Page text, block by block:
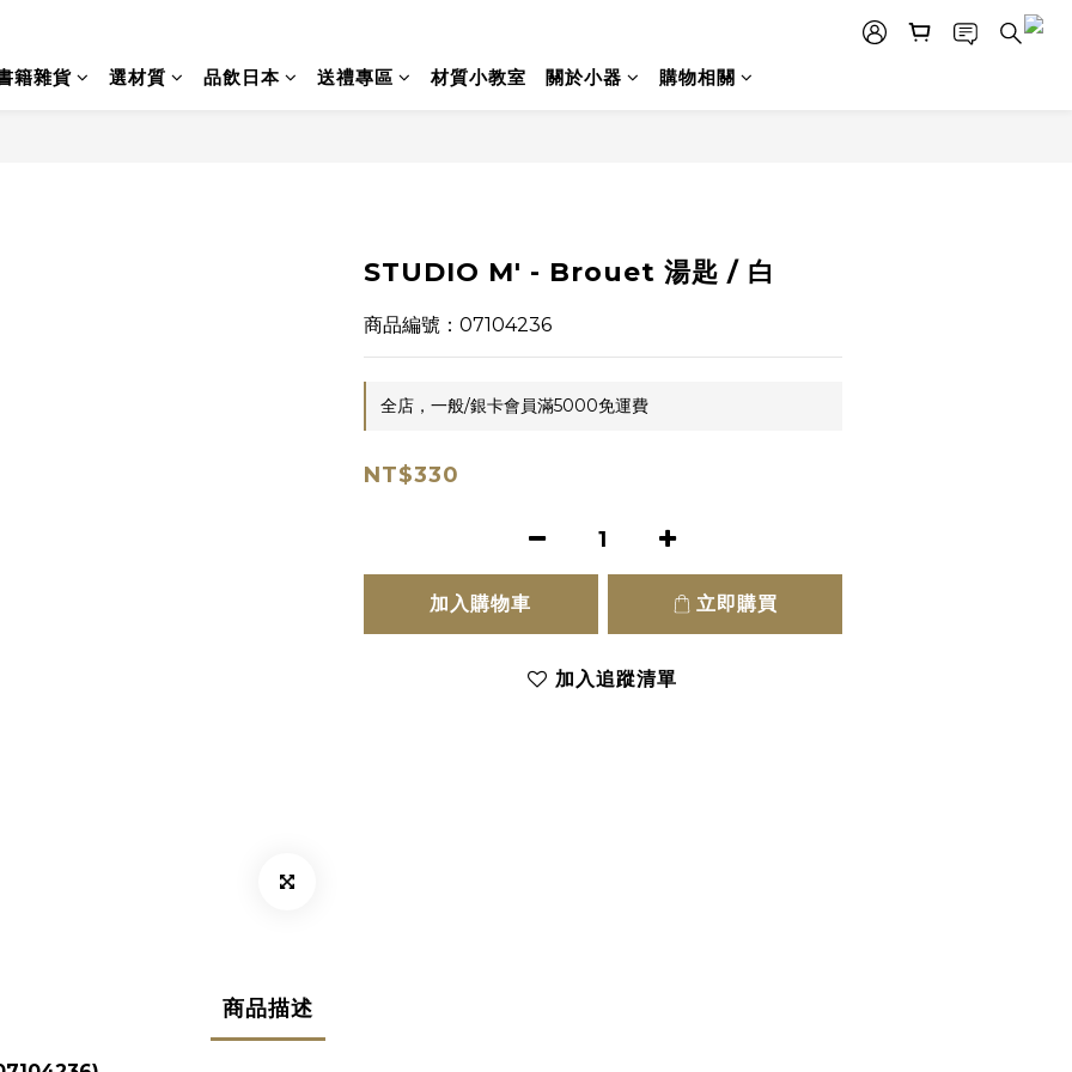
籍雜貨 選材質 品飲日本 送禮專區 材質小教室 關於小器 購物相關
STUDIO M' - Brouet 湯匙 / 白
商品編號：07104236
全店，一般/銀卡會員滿5000免運費
NT$330
加入購物車 立即購買
加入追蹤清單
商品描述